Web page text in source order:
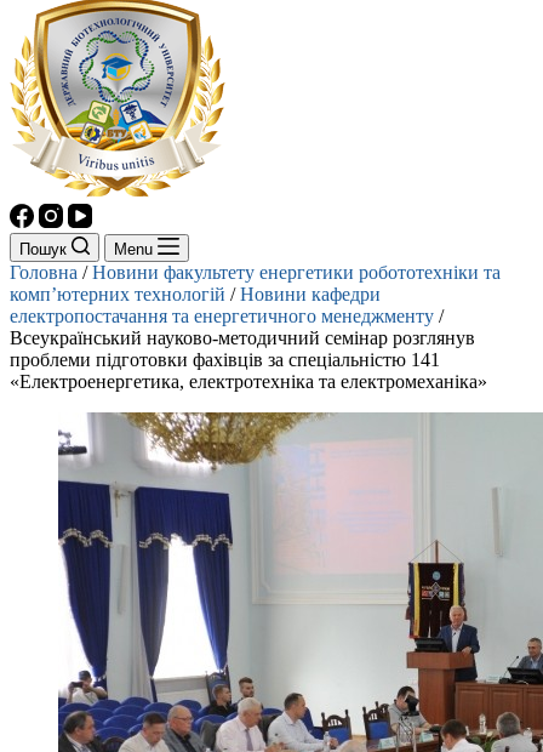
Пошук Menu
Головна /Новини факультету енергетики робототехніки та
комп’ютерних технологій /Новини кафедри
електропостачання та енергетичного менеджменту /
Всеукраїнський науково-методичний семінар розглянув
проблеми підготовки фахівців за спеціальністю 141
«Електроенергетика, електротехніка та електромеханіка»